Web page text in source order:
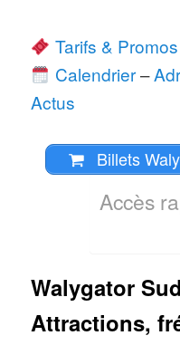
Tarifs & Promos
Calendrier–
Actus
Billets
Accès
Walygator
Attractions,